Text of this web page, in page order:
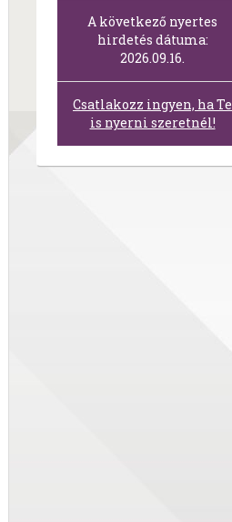
A következő nyertes
hirdetés dátuma:
2026.09.16.
Csatlakozz ingyen, ha Te
is nyerni szeretnél!